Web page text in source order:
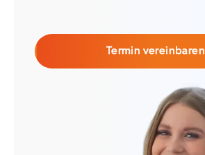
Termin vereinbaren